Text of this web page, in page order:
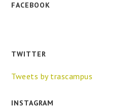
FACEBOOK
TWITTER
Tweets by trascampus
INSTAGRAM